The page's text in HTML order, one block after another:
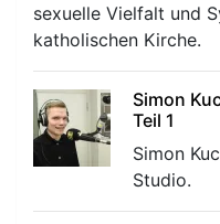
sexuelle Vielfalt und
katholischen Kirche.
Simon
Teil 1
Simon
Studio.